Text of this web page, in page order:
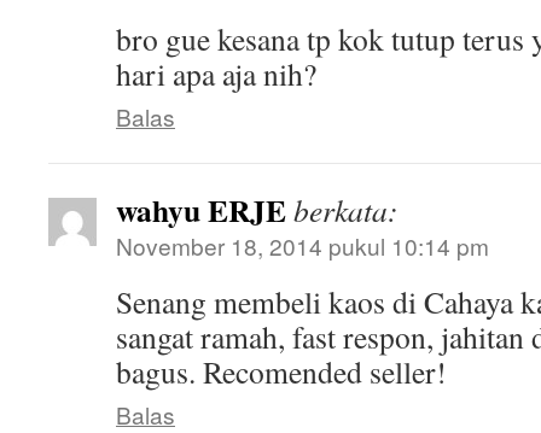
bro gue kesana tp kok tutup terus
hari apa aja nih?
Balas
wahyu ERJEberkata:
November 18, 2014 pukul 10:14 pm
Senang membeli kaos di Cahaya
sangat ramah, fast respon, jahitan
bagus. Recomended seller!
Balas